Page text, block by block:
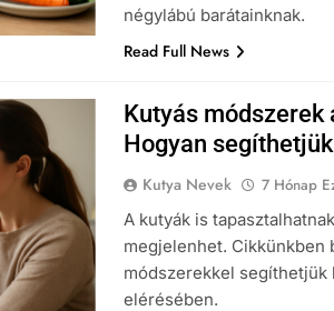
négylábú barátainknak.
Read Full News
Kutyás módszerek
Hogyan
Kutya Nevek 7 Hónap
A kutyák is
megjelenhet. Cikkünkben
módszerekkel segíthetjük
elérésében.